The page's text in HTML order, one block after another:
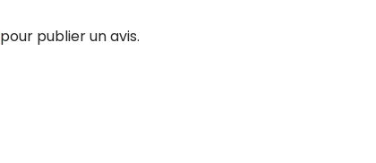
pour publier un avis.